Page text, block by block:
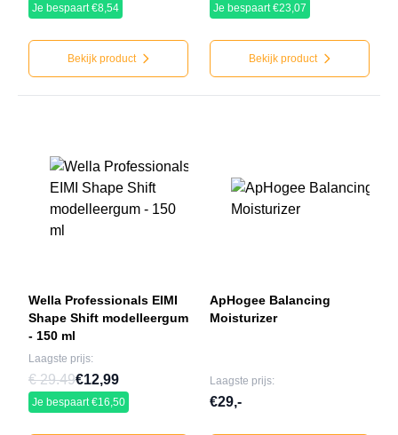
Je bespaart €8,54
Bekijk product
Je bespaart €23,07
Bekijk product
Wella Professionals EIMI
Shape Shift modelleergum
- 150 ml
Laagste prijs:
€ 29.49€12,99
Je bespaart €16,50
ApHogee Balancing
Moisturizer
Laagste prijs:
€29,-